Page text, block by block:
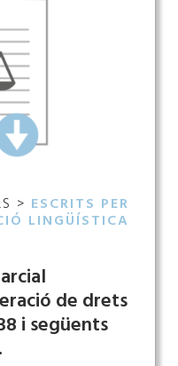
> ESCRITS PER
LINGÜÍSTICA
de drets
i següents